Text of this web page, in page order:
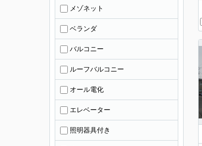
メゾネット
ベランダ
バルコニー
ルーフバルコニー
オール電化
エレベーター
照明器具付き